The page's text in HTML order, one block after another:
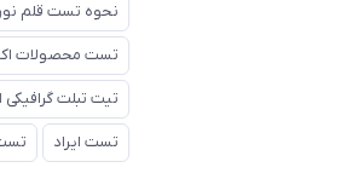
نحوه تست قلم
تست محصولات
تیت تبلت
تست ایراد